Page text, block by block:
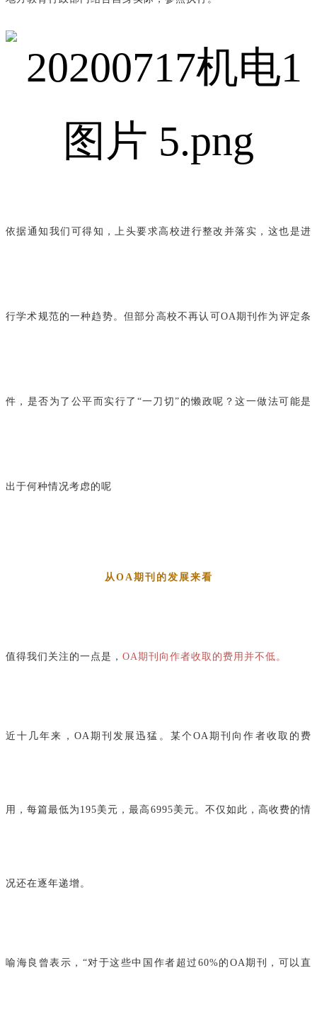
依据通知我们可得知，上头要求高校进行整改并落实，这也是进
行学术规范的一种趋势。但部分高校不再认可OA期刊作为评定条
件，是否为了公平而实行了“一刀切”的懒政呢？这一做法可能是
出于何种情况考虑的呢
从OA期刊的发展来看
值得我们关注的一点是， OA期刊向作者收取的费用并不低。
近十几年来，OA期刊发展迅猛。某个OA期刊向作者收取的费
用，每篇最低为195美元，最高6995美元。不仅如此，高收费的情
况还在逐年递增。
喻海良曾表示，“对于这些中国作者超过60%的OA期刊，可以直